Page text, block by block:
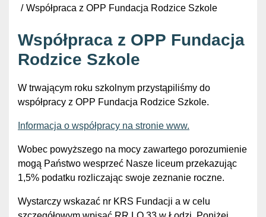
Współpraca z OPP Fundacja Rodzice Szkole
Współpraca z OPP Fundacja
Rodzice Szkole
W trwającym roku szkolnym przystąpiliśmy do
współpracy z OPP Fundacja Rodzice Szkole.
Informacja o współpracy na stronie www.
Wobec powyższego na mocy zawartego porozumienie
mogą Państwo wesprzeć Nasze liceum przekazując
1,5% podatku rozliczając swoje zeznanie roczne.
Wystarczy wskazać nr KRS Fundacji a w celu